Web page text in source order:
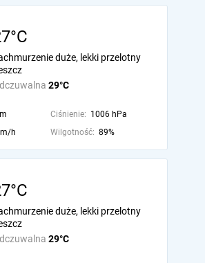
29°C
duże, lekki przelotny
Ciśnienie: 1006 hPa
h Wilgotność: 89%
29°C
duże, lekki przelotny